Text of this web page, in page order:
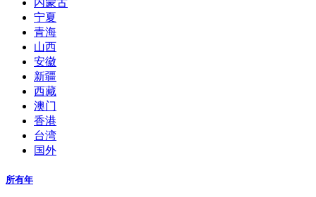
宁夏
青海
山西
安徽
新疆
西藏
澳门
香港
台湾
国外
所有年